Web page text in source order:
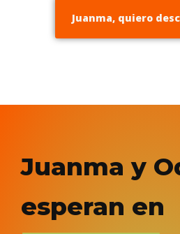
Juanma, quiero
Juanma y
esperan en